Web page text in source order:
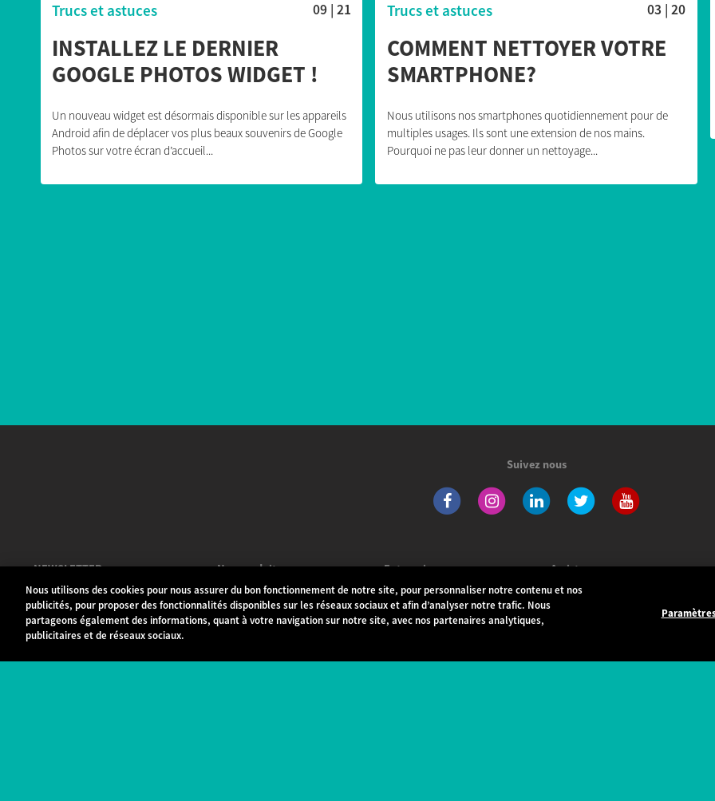
Trucs et astuces 09 | 21
INSTALLEZ LE DERNIER
GOOGLE PHOTOS WIDGET !
Un nouveau widget est désormais disponible sur les appareils
Android afin de déplacer vos plus beaux souvenirs de Google
Photos sur votre écran d’accueil...
Trucs et astuces 03 | 20
COMMENT NETTOYER VOTRE
SMARTPHONE?
Nous utilisons nos smartphones quotidiennement pour de
multiples usages. Ils sont une extension de nos mains.
Pourquoi ne pas leur donner un nettoyage...
Suivez nous
NEWSLETTER Nos produits
Smartphones
Téléphones portables
Entreprise
La marque
Votre carrière
Assistance
Nous utilisons des cookies pour nous assurer du bon fonctionnement de notre site, pour personnaliser notre contenu et nos
publicités, pour proposer des fonctionnalités disponibles sur les réseaux sociaux et afin d’analyser notre trafic. Nous
partageons également des informations, quant à votre navigation sur notre site, avec nos partenaires analytiques,
publicitaires et de réseaux sociaux.